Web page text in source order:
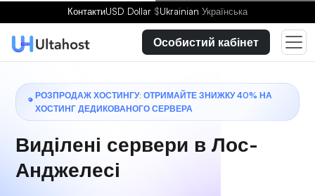
КонтактиUSD Dollar $Ukrainian Українська
Особистий кабінет
РОЗПРОДАЖ ХОСТИНГУ: ОТРИМАЙТЕ ЗНИЖКУ 40% НА
ХОСТИНГ ДЕДИКОВАНОГО СЕРВЕРА
Виділені сервери в Лос-
Анджелесі